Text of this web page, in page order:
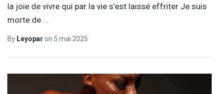
la joie de vivre qui par la vie s’est laissé effriter Je suis
morte de …
By Leyopar on 5 mai 2025